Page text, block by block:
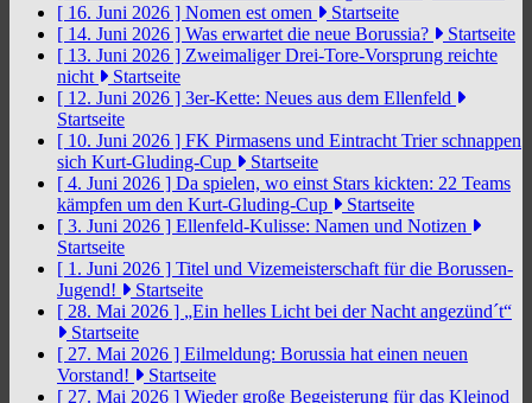
[ 16. Juni 2026 ] Nomen est omen
Startseite
[ 14. Juni 2026 ] Was erwartet die neue Borussia?
Startseite
[ 13. Juni 2026 ] Zweimaliger Drei-Tore-Vorsprung reichte
nicht
Startseite
[ 12. Juni 2026 ] 3er-Kette: Neues aus dem Ellenfeld
Startseite
[ 10. Juni 2026 ] FK Pirmasens und Eintracht Trier schnappen
sich Kurt-Gluding-Cup
Startseite
[ 4. Juni 2026 ] Da spielen, wo einst Stars kickten: 22 Teams
kämpfen um den Kurt-Gluding-Cup
Startseite
[ 3. Juni 2026 ] Ellenfeld-Kulisse: Namen und Notizen
Startseite
[ 1. Juni 2026 ] Titel und Vizemeisterschaft für die Borussen-
Jugend!
Startseite
[ 28. Mai 2026 ] „Ein helles Licht bei der Nacht angezünd´t“
Startseite
[ 27. Mai 2026 ] Eilmeldung: Borussia hat einen neuen
Vorstand!
Startseite
[ 27. Mai 2026 ] Wieder große Begeisterung für das Kleinod